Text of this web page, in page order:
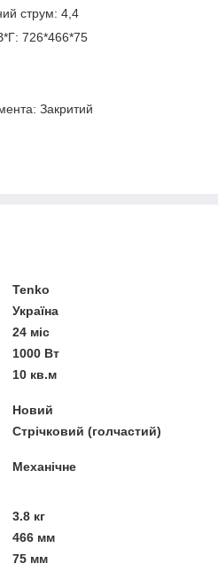
струм: 4,4
726*466*75
Закритий
Tenko
Україна
24 міс
1000 Вт
10 кв.м
Новий
Стрічковий (голчастий)
Механічне
3.8 кг
466 мм
75 мм